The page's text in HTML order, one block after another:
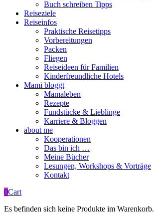
Buch schreiben Tipps
Reiseziele
Reiseinfos
Praktische Reisetipps
Vorbereitungen
Packen
Fliegen
Reiseideen für Familien
Kinderfreundliche Hotels
Mami bloggt
Mamaleben
Rezepte
Fundstücke & Lieblinge
Karriere & Bloggen
about me
Kooperationen
Das bin ich …
Meine Bücher
Lesungen, Workshops & Vorträge
Kontakt
0Cart
Es befinden sich keine Produkte im Warenkorb.